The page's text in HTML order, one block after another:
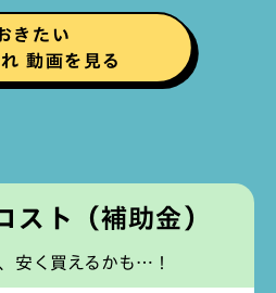
きたい
動画を見る
スト（補助金）
安く買えるかも…！